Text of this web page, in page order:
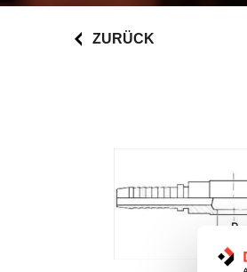
ZURÜCK